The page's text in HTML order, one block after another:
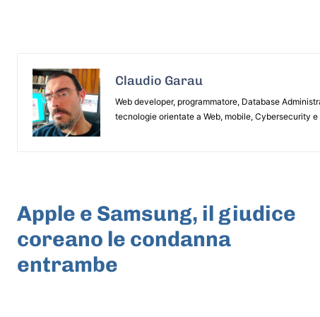
Claudio Garau
Web developer, programmatore, Database
tecnologie orientate a Web, mobile, Cybersecurity
Apple e Samsung, il giudice
coreano le condanna
entrambe